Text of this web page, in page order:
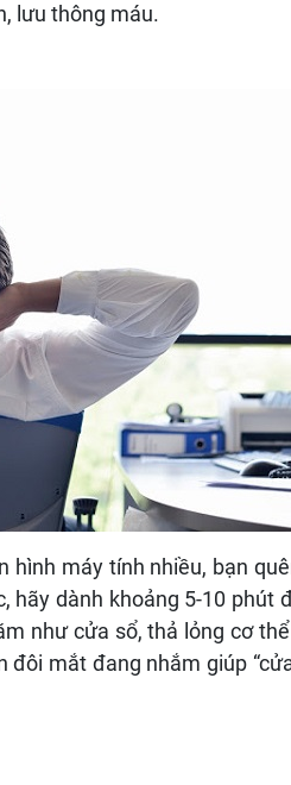
lưu thông máu.
máy tính nhiều, bạn
hãy dành khoảng 5-10 phút
như cửa sổ, thả lỏng cơ
mắt đang nhắm giúp